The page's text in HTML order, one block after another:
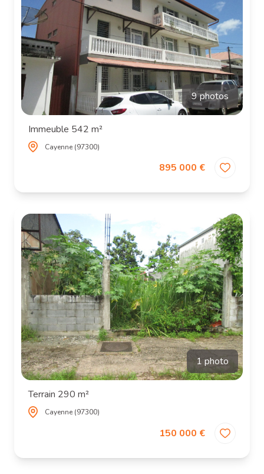
9 photos
Immeuble 542 m²
Cayenne (97300)
895 000 €
1 photo
Terrain 290 m²
Cayenne (97300)
150 000 €